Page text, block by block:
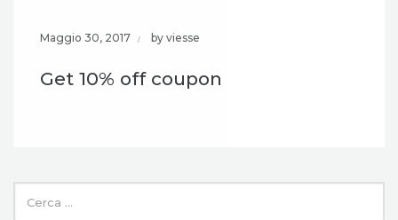
Maggio 30, 2017 by viesse
Get 10% off coupon